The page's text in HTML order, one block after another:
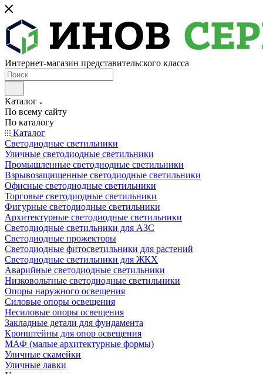
Интернет-магазин представительского класса
Каталог
По всему сайту
По каталогу
Каталог
Светодиодные светильники
Уличные светодиодные светильники
Промышленные светодиодные светильники
Взрывозащищенные светодиодные светильники
Офисные светодиодные светильники
Торговые светодиодные светильники
Фигурные светодиодные светильники
Архитектурные светодиодные светильники
Светодиодные светильники для АЗС
Светодиодные прожекторы
Светодиодные фитосветильники для растений
Светодиодные светильники для ЖКХ
Аварийные светодиодные светильники
Низковольтные светодиодные светильники
Опоры наружного освещения
Силовые опоры освещения
Несиловые опоры освещения
Закладные детали для фундамента
Кронштейны для опор освещения
МАФ (малые архитектурные формы)
Уличные скамейки
Уличные лавки